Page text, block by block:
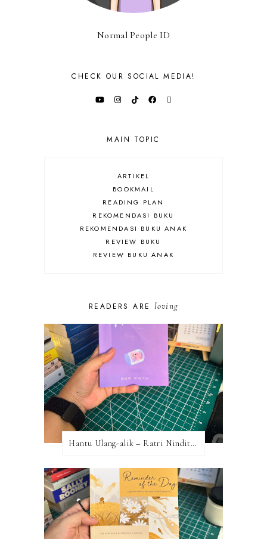
Normal People ID
CHECK OUR SOCIAL MEDIA!
MAIN TOPIC
ARTIKEL
BOOKMAIL
READING PLAN
REKOMENDASI BUKU
REKOMENDASI BUKU ANAK
REVIEW BUKU
REVIEW BUKU ANAK
READERS ARE loving
Hantu Ulang-alik – Ratri Ninditya